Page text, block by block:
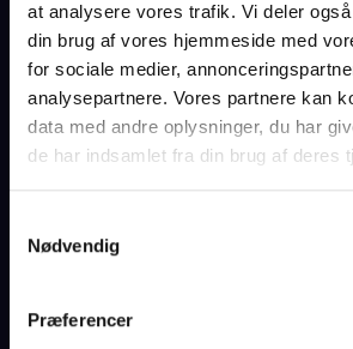
at analysere vores trafik. Vi deler
din brug af vores hjemmeside med
for sociale medier,
analysepartnere. Vores partnere kan
data med andre oplysninger, du har
de har indsamlet fra din brug af deres
Nødvendig
Præferencer
Oplevelser
Planlæg besøg
Aktivitetskalender
Priser og køb billet